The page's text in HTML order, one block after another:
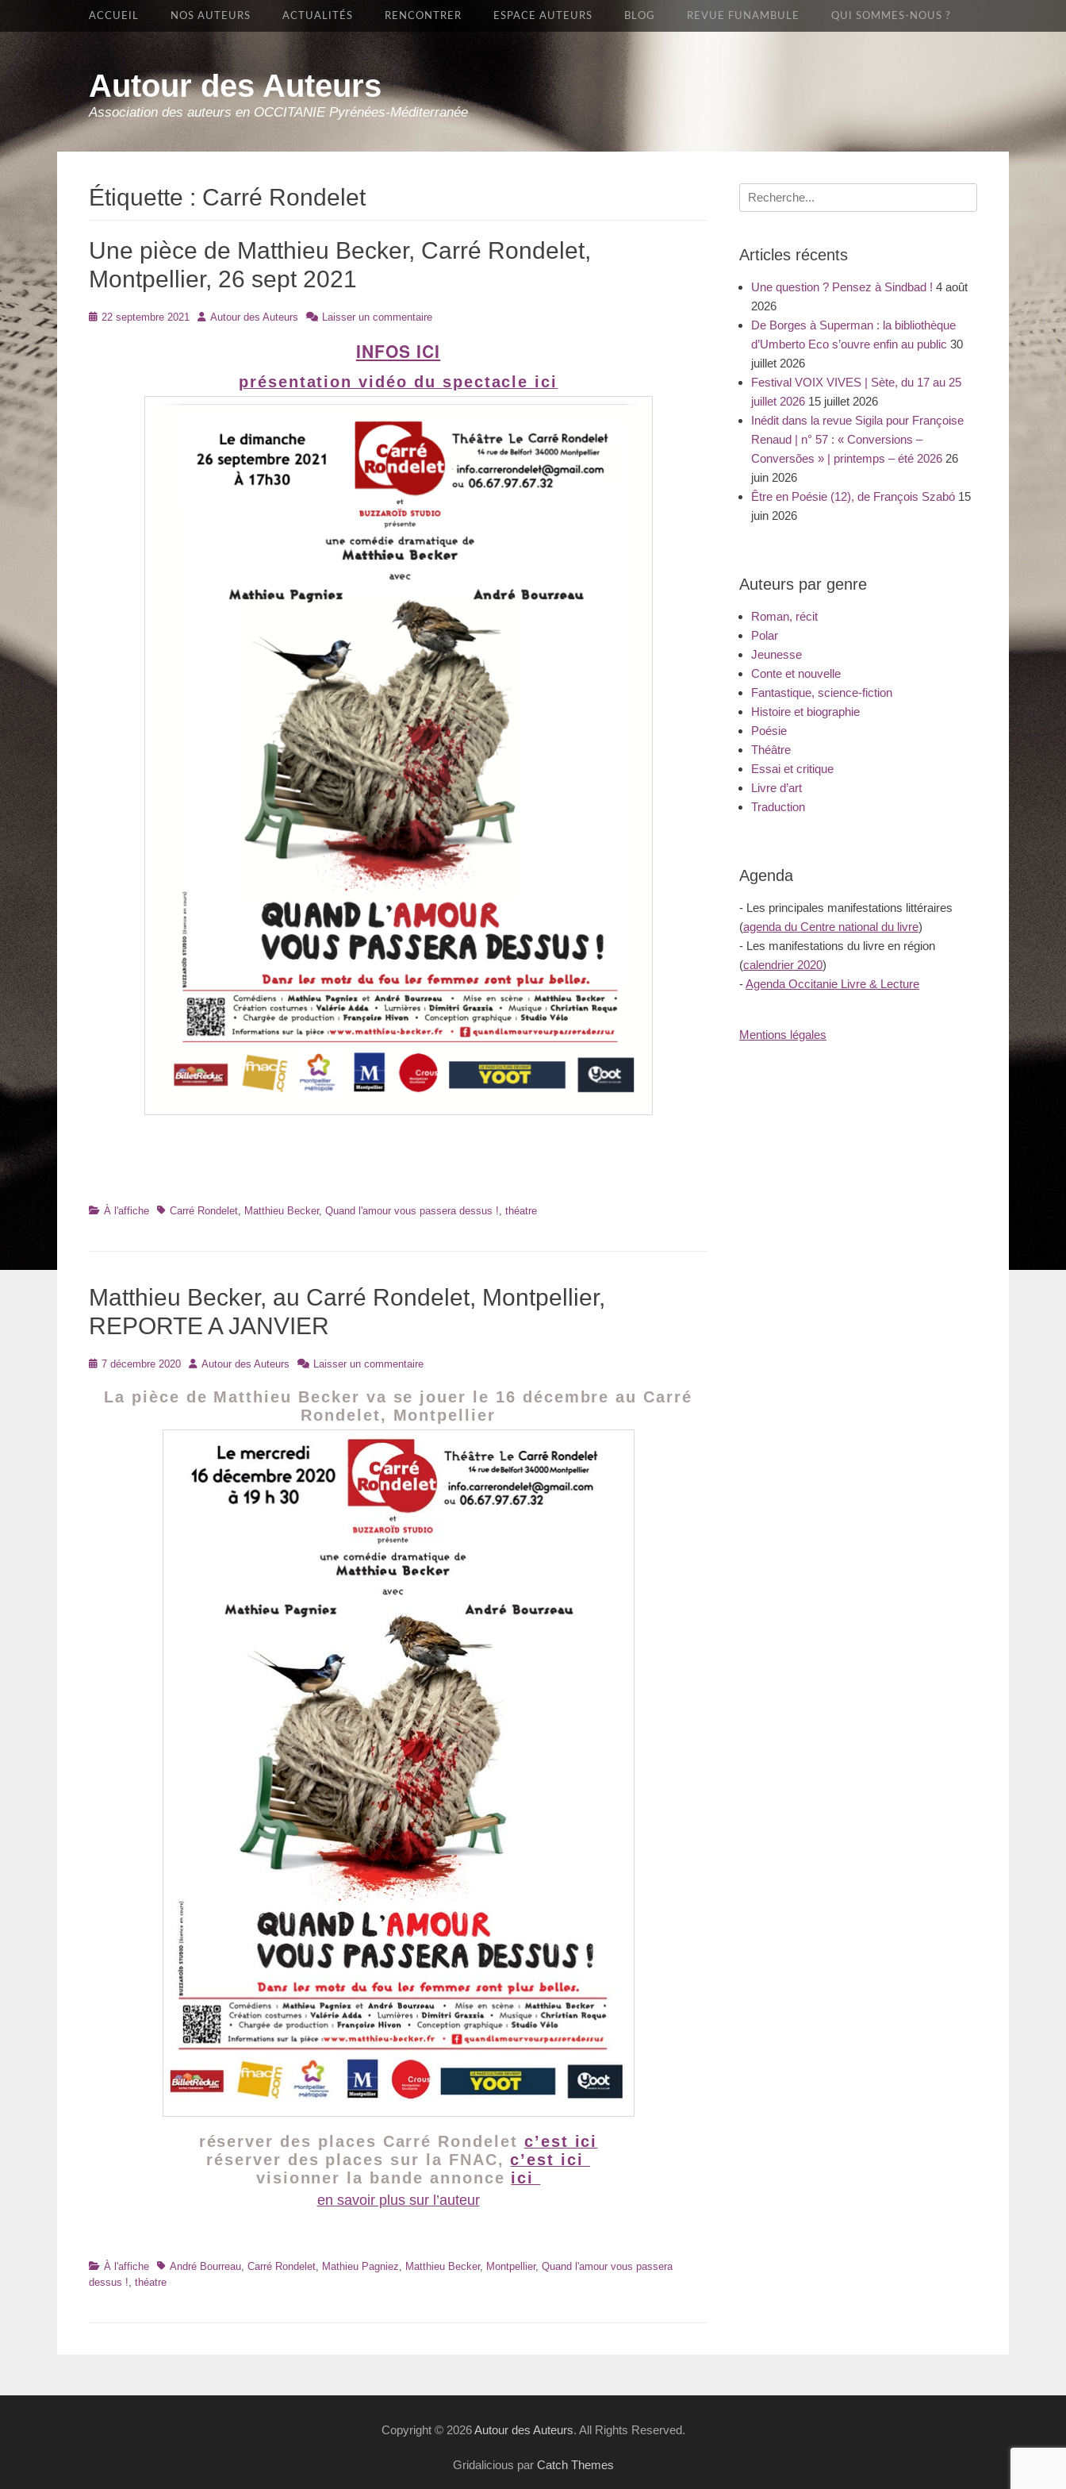
Autour des Auteurs
Association des auteurs en OCCITANIE Pyrénées-Méditerranée
Premier Menu
Aller
ACCUEIL NOS AUTEURS ACTUALITÉS RENCONTRER ESPACE AUTEURS BLOG REVUE FUNAMBULE QUI SOMMES-NOUS ?
Étiquette : Carré Rondelet
Une pièce de Matthieu Becker, Carré Rondelet,
Montpellier, 26 sept 2021
Posté22 septembre 2021 Auteur
Autour des Auteurs Laisser un commentaire
INFOS ICI
présentation vidéo du spectacle ici
Catégories
À l'affiche TagsCarré Rondelet Matthieu Becker, Quand l'amour vous passera dessus ! théatre
Matthieu Becker, au Carré Rondelet, Montpellier,
REPORTE A JANVIER
Posté7 décembre 2020 Auteur
Autour des Auteurs Laisser un commentaire
La pièce de Matthieu Becker va se jouer le 16 décembre au Carré
Rondelet, Montpellier
réserver des places Carré Rondelet c’est ici
réserver des places sur la FNAC,c’est ici
visionner la bande annonce ici
en savoir plus sur l’auteur
Catégories
À l'affiche TagsAndré Bourreau Carré Rondelet Mathieu Pagniez Matthieu Becker, Montpellier, Quand l'amour vous passera
dessus ! théatre
Recherche
pour
Articles récents
Une question ? Pensez à Sindbad ! 4 août
2026
De Borges à Superman : la bibliothèque
d’Umberto Eco s’ouvre enfin au public 30
juillet 2026
Festival VOIX VIVES | Sète, du 17 au 25
juillet 2026 15 juillet 2026
Inédit dans la revue Sigila pour Françoise
Renaud | n° 57 : « Conversions –
Conversões » | printemps – été 2026 26
juin 2026
Être en Poésie (12), de François Szabó 15
juin 2026
Auteurs par genre
Roman, récit
Polar
Jeunesse
Conte et nouvelle
Fantastique, science-fiction
Histoire et biographie
Poésie
Théâtre
Essai et critique
Livre d’art
Traduction
Agenda
- Les principales manifestations littéraires
(agenda du Centre national du livre)
- Les manifestations du livre en région
(calendrier 2020)
-Agenda Occitanie Livre & Lecture
Mentions légales
Copyright © 2026Autour des Auteurs. All Rights Reserved.
Gridalicious par Catch Themes